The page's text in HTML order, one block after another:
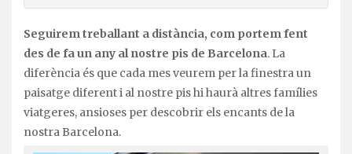
Seguirem treballant a distància, com portem fent
des de fa un any al nostre pis de Barcelona. La
diferència és que cada mes veurem per la finestra un
paisatge diferent i al nostre pis hi haurà altres famílies
viatgeres, ansioses per descobrir els encants de la
nostra Barcelona.